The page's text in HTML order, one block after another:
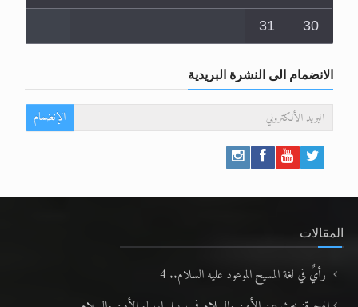
30
31
الانضمام الى النشرة البريدية
الإنضمام
المقالات
رأيٌ في لغة المسيح الموعود عليه السلام.. 4